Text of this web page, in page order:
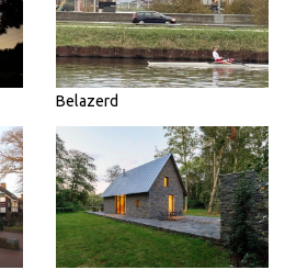
Belazerd